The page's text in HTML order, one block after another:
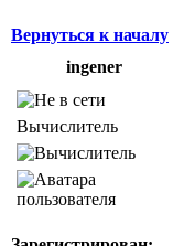
Вернуться к началу
ingener
Вычислитель